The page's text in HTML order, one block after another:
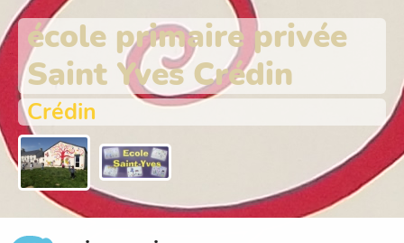
école primaire privée
Saint Yves Crédin
Crédin